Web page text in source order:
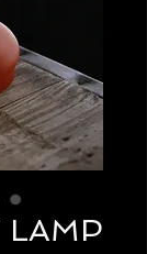
LAMP